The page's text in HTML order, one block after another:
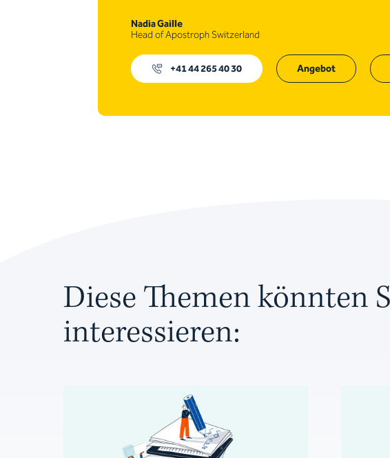
Nadia Gaille
Head of Apostroph Switzerland
+41 44 265 40 30 Angebot
Diese Themen könnten
interessieren: